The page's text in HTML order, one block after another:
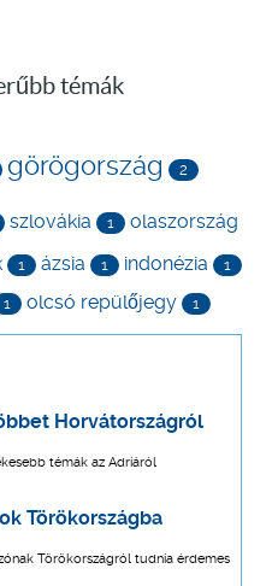
témák
görögország 2
szlovákia 1 olaszország
1 ázsia 1 indonézia 1
1 olcsó repülőjegy 1
Horvátországról
témák az Adriáról
Törökországba
Törökországról tudnia érdemes